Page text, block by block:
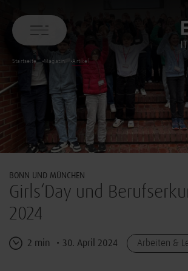
Startseite Magazin Artikel
BONN UND MÜNCHEN
Girls‘Day und
2024
2 min 30. April 2024 Arbeiten &